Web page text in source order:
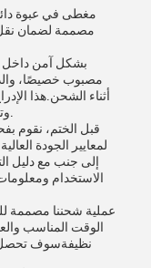
مصممة لضمان نقل
مصبوب خصيصًا،
أثناء الشحن.هذا
قبل الختم، نقوم
لمعايير الجودة
إلى جنب مع دليل
الاستخدام
عملية شحننا مصممة
الوقت المناسب
نظيفةسوف تحصل